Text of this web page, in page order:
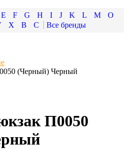
E F G H I J K L M
O
X В С
(Черный) Черный
П0050